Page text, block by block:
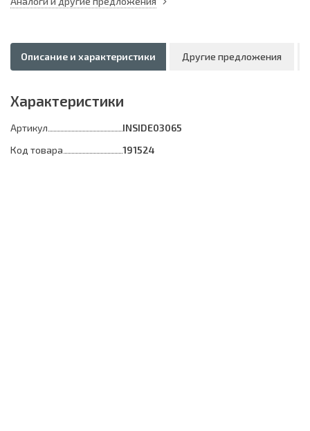
Описание и характеристики Другие предложения
Характеристики
Артикул
INSIDE03065
Код товара
191524